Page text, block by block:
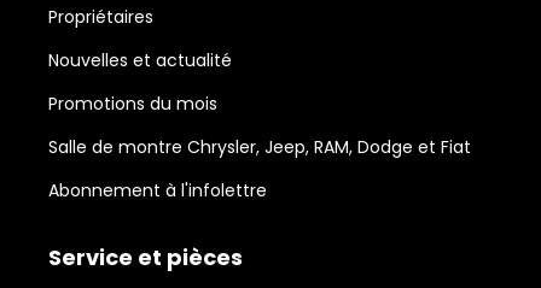
Propriétaires
Nouvelles et actualité
Promotions du mois
Salle de montre Chrysler, Jeep, RAM, Dodge et Fiat
Abonnement à l'infolettre
Service et pièces